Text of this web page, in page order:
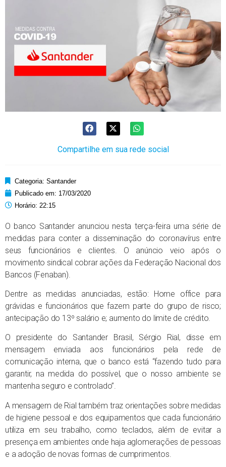
Compartilhe em sua rede social
Categoria: Santander
Publicado em: 17/03/2020
Horário: 22:15
O banco Santander anunciou nesta terça-feira uma série de
medidas para conter a disseminação do coronavírus entre
seus funcionários e clientes. O anúncio veio após o
movimento sindical cobrar ações da Federação Nacional dos
Bancos (Fenaban).
Dentre as medidas anunciadas, estão: Home office para
grávidas e funcionários que fazem parte do grupo de risco;
antecipação do 13º salário e; aumento do limite de crédito.
O presidente do Santander Brasil, Sérgio Rial, disse em
mensagem enviada aos funcionários pela rede de
comunicação interna, que o banco está “fazendo tudo para
garantir, na medida do possível, que o nosso ambiente se
mantenha seguro e controlado”.
A mensagem de Rial também traz orientações sobre medidas
de higiene pessoal e dos equipamentos que cada funcionário
utiliza em seu trabalho, como teclados, além de evitar a
presença em ambientes onde haja aglomerações de pessoas
e a adoção de novas formas de cumprimentos.